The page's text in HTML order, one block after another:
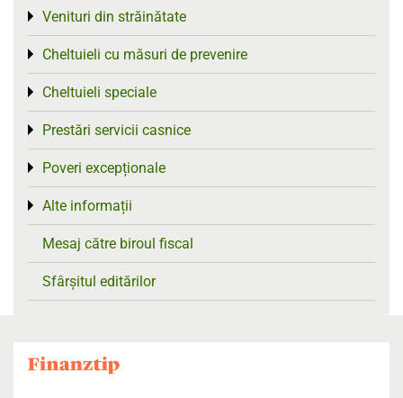
Venituri din străinătate
Toggle menu
Cheltuieli cu măsuri de prevenire
Toggle menu
Cheltuieli speciale
Toggle menu
Prestări servicii casnice
Toggle menu
Poveri excepționale
Toggle menu
Alte informații
Toggle menu
Mesaj către biroul fiscal
Sfârșitul editărilor